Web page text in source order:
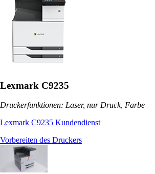
Lexmark C9235
Druckerfunktionen: Laser, nur Druck, Farbe
Lexmark C9235 Kundendienst
Vorbereiten des Druckers